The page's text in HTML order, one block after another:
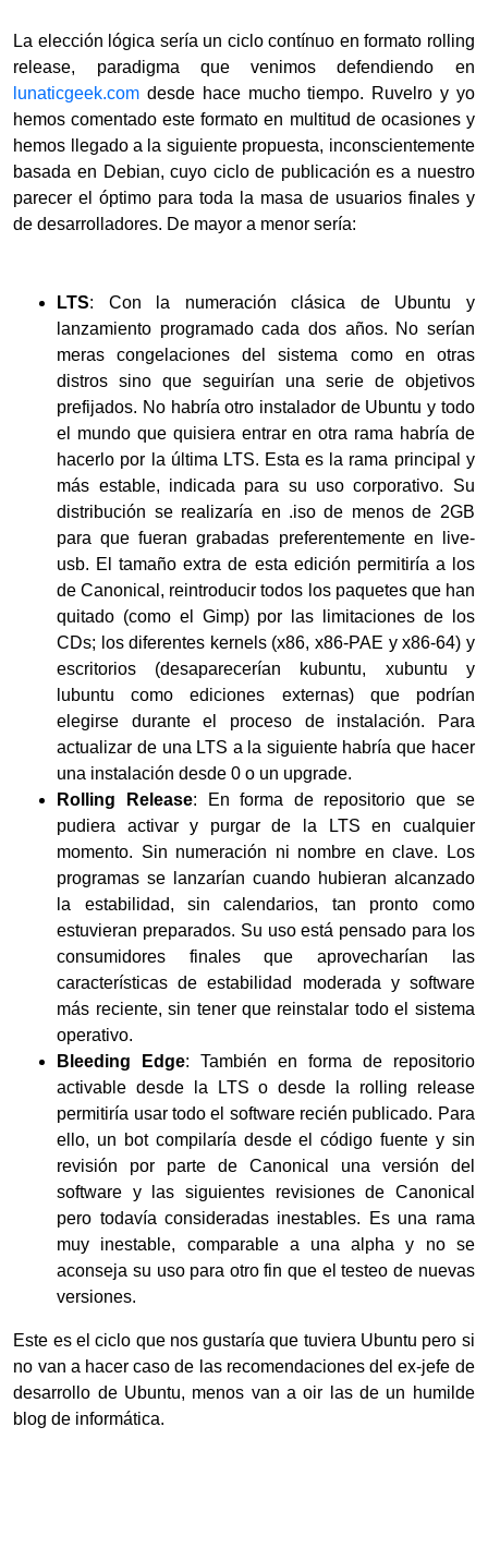
La elección lógica sería un ciclo contínuo en formato rolling
release, paradigma que venimos defendiendo en
lunaticgeek.com desde hace mucho tiempo. Ruvelro y yo
hemos comentado este formato en multitud de ocasiones y
hemos llegado a la siguiente propuesta, inconscientemente
basada en Debian, cuyo ciclo de publicación es a nuestro
parecer el óptimo para toda la masa de usuarios finales y
de desarrolladores. De mayor a menor sería:
LTS: Con la numeración clásica de Ubuntu y
lanzamiento programado cada dos años. No serían
meras congelaciones del sistema como en otras
distros sino que seguirían una serie de objetivos
prefijados. No habría otro instalador de Ubuntu y todo
el mundo que quisiera entrar en otra rama habría de
hacerlo por la última LTS. Esta es la rama principal y
más estable, indicada para su uso corporativo. Su
distribución se realizaría en .iso de menos de 2GB
para que fueran grabadas preferentemente en live-
usb. El tamaño extra de esta edición permitiría a los
de Canonical, reintroducir todos los paquetes que han
quitado (como el Gimp) por las limitaciones de los
CDs; los diferentes kernels (x86, x86-PAE y x86-64) y
escritorios (desaparecerían kubuntu, xubuntu y
lubuntu como ediciones externas) que podrían
elegirse durante el proceso de instalación. Para
actualizar de una LTS a la siguiente habría que hacer
una instalación desde 0 o un upgrade.
Rolling Release: En forma de repositorio que se
pudiera activar y purgar de la LTS en cualquier
momento. Sin numeración ni nombre en clave. Los
programas se lanzarían cuando hubieran alcanzado
la estabilidad, sin calendarios, tan pronto como
estuvieran preparados. Su uso está pensado para los
consumidores finales que aprovecharían las
características de estabilidad moderada y software
más reciente, sin tener que reinstalar todo el sistema
operativo.
Bleeding Edge: También en forma de repositorio
activable desde la LTS o desde la rolling release
permitiría usar todo el software recién publicado. Para
ello, un bot compilaría desde el código fuente y sin
revisión por parte de Canonical una versión del
software y las siguientes revisiones de Canonical
pero todavía consideradas inestables. Es una rama
muy inestable, comparable a una alpha y no se
aconseja su uso para otro fin que el testeo de nuevas
versiones.
Este es el ciclo que nos gustaría que tuviera Ubuntu pero si
no van a hacer caso de las recomendaciones delex-jefe de
desarrollo de Ubuntu, menos van a oir las de un humilde
blog de informática.